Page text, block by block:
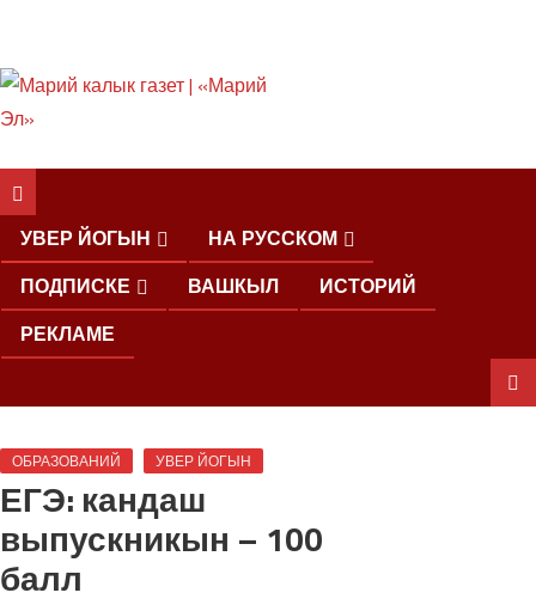
УВЕР ЙОГЫН
НА РУССКОМ
ПОДПИСКЕ
ВАШКЫЛ
ИСТОРИЙ
РЕКЛАМЕ
ОБРАЗОВАНИЙ УВЕР ЙОГЫН
ЕГЭ: кандаш
выпускникын – 100
балл